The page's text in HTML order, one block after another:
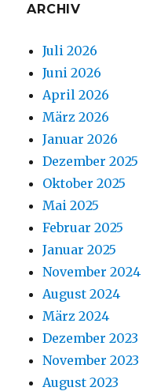
ARCHIV
Juli 2026
Juni 2026
April 2026
März 2026
Januar 2026
Dezember 2025
Oktober 2025
Mai 2025
Februar 2025
Januar 2025
November 2024
August 2024
März 2024
Dezember 2023
November 2023
August 2023